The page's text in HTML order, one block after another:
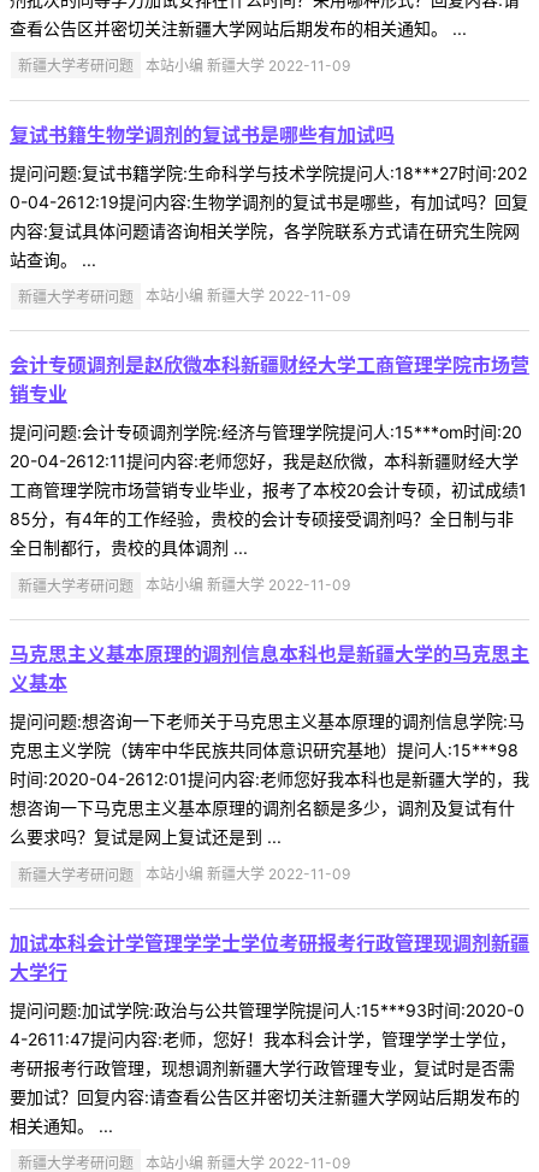
查看公告区并密切关注新疆大学网站后期发布的相关通知。 ...
新疆大学考研问题 本站小编 新疆大学 2022-11-09
复试书籍生物学调剂的复试书是哪些有加试吗
提问问题:复试书籍学院:生命科学与技术学院提问人:18***27时间:202
0-04-2612:19提问内容:生物学调剂的复试书是哪些，有加试吗？回复
内容:复试具体问题请咨询相关学院，各学院联系方式请在研究生院网
站查询。 ...
新疆大学考研问题 本站小编 新疆大学 2022-11-09
会计专硕调剂是赵欣微本科新疆财经大学工商管理学院市场营
销专业
提问问题:会计专硕调剂学院:经济与管理学院提问人:15***om时间:20
20-04-2612:11提问内容:老师您好，我是赵欣微，本科新疆财经大学
工商管理学院市场营销专业毕业，报考了本校20会计专硕，初试成绩1
85分，有4年的工作经验，贵校的会计专硕接受调剂吗？全日制与非
全日制都行，贵校的具体调剂 ...
新疆大学考研问题 本站小编 新疆大学 2022-11-09
马克思主义基本原理的调剂信息本科也是新疆大学的马克思主
义基本
提问问题:想咨询一下老师关于马克思主义基本原理的调剂信息学院:马
克思主义学院（铸牢中华民族共同体意识研究基地）提问人:15***98
时间:2020-04-2612:01提问内容:老师您好我本科也是新疆大学的，我
想咨询一下马克思主义基本原理的调剂名额是多少，调剂及复试有什
么要求吗？复试是网上复试还是到 ...
新疆大学考研问题 本站小编 新疆大学 2022-11-09
加试本科会计学管理学学士学位考研报考行政管理现调剂新疆
大学行
提问问题:加试学院:政治与公共管理学院提问人:15***93时间:2020-0
4-2611:47提问内容:老师，您好！我本科会计学，管理学学士学位，
考研报考行政管理，现想调剂新疆大学行政管理专业，复试时是否需
要加试？回复内容:请查看公告区并密切关注新疆大学网站后期发布的
相关通知。 ...
新疆大学考研问题 本站小编 新疆大学 2022-11-09